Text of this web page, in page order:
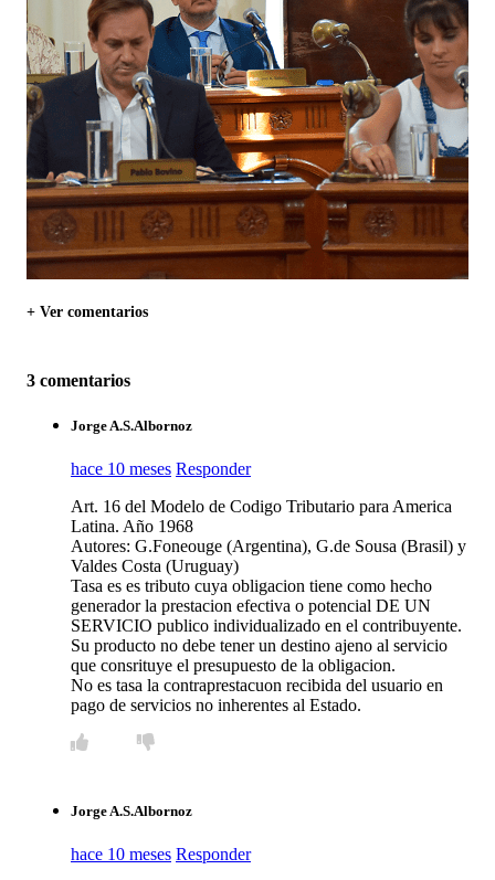
+ Ver comentarios
3 comentarios
Jorge A.S.Albornoz
hace 10 meses Responder
Art. 16 del Modelo de Codigo Tributario para America
Latina. Año 1968
Autores: G.Foneouge (Argentina), G.de Sousa (Brasil) y
Valdes Costa (Uruguay)
Tasa es es tributo cuya obligacion tiene como hecho
generador la prestacion efectiva o potencial DE UN
SERVICIO publico individualizado en el contribuyente.
Su producto no debe tener un destino ajeno al servicio
que consrituye el presupuesto de la obligacion.
No es tasa la contraprestacuon recibida del usuario en
pago de servicios no inherentes al Estado.
Jorge A.S.Albornoz
hace 10 meses Responder